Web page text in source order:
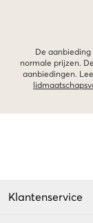
De
normale prijzen.
aanbiedingen.
Klantenservice